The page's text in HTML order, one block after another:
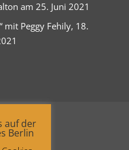
am 25. Juni 2021
mit Peggy Fehily, 18.
auf der
Berlin